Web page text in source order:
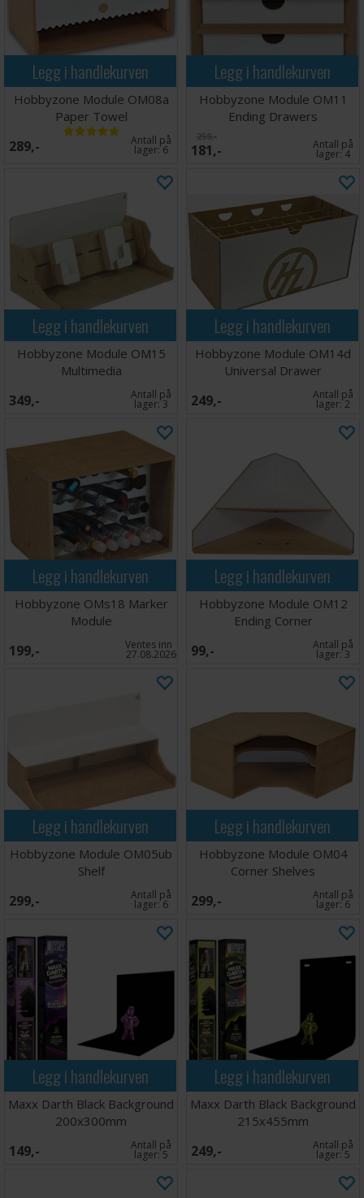
Legg i handlekurven
Hobbyzone Module OM08a
Paper Towel
289,- Antall på
lager:6
Legg i handlekurven
Hobbyzone Module OM11
Ending Drawers
259,-
181,- Antall på
lager:4
Legg i handlekurven
Hobbyzone Module OM15
Multimedia
349,- Antall på
lager:3
Legg i handlekurven
Hobbyzone Module OM14d
Universal Drawer
249,- Antall på
lager:2
Legg i handlekurven
Hobbyzone OMs18 Marker
Module
199,- Ventes inn
27.08.2026
Legg i handlekurven
Hobbyzone Module OM12
Ending Corner
99,- Antall på
lager:3
Legg i handlekurven
Hobbyzone Module OM05ub
Shelf
299,- Antall på
lager:6
Legg i handlekurven
Hobbyzone Module OM04
Corner Shelves
299,- Antall på
lager:6
Legg i handlekurven
Maxx Darth Black Background
200x300mm
149,- Antall på
lager:5
Legg i handlekurven
Maxx Darth Black Background
215x455mm
249,- Antall på
lager:5